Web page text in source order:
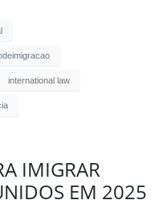
international law
IMIGRAR
EM 2025